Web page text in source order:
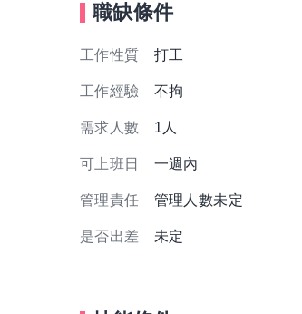
職缺條件
工作性質 打工
工作經驗 不拘
需求人數 1人
可上班日 一週內
管理責任 管理人數未定
是否出差 未定